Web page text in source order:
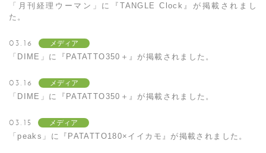
「月刊経理ウーマン」に『TANGLE Clock』が掲載されまし
た。
03.16 メディア
「DIME」に『PATATTO350＋』が掲載されました。
03.16 メディア
「DIME」に『PATATTO350＋』が掲載されました。
03.15 メディア
「peaks」に『PATATTO180×イイカモ』が掲載されました。